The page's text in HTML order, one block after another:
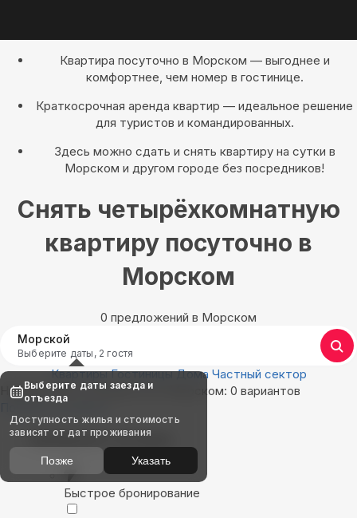
Квартира посуточно в Морском — выгоднее и
комфортнее, чем номер в гостинице.
Краткосрочная аренда квартир — идеальное решение
для туристов и командированных.
Здесь можно сдать и снять квартиру на сутки в
Морском и другом городе без посредников!
Снять четырёхкомнатную
квартиру посуточно в
Морском
0 предложений в Морском
Морской
Выберите даты, 2 гостя
Квартиры Гостиницы Дома Частный сектор
Найдём, где остановиться в Морском: 0 вариантов
Показать на карте
Выбирайте лучшее
Быстрое бронирование
Выберите даты заезда и
отъезда
Доступность жилья и стоимость
зависят от дат проживания
Позже Указать